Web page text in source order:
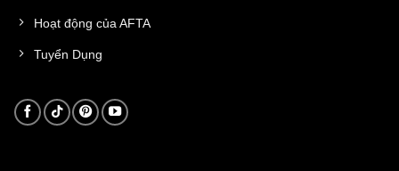
Hoạt động của AFTA
Tuyển Dụng